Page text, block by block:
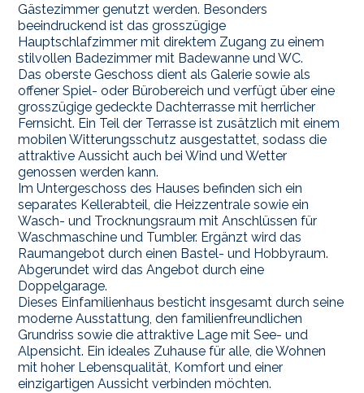
Gästezimmer genutzt werden. Besonders
beeindruckend ist das grosszügige
Hauptschlafzimmer mit direktem Zugang zu einem
stilvollen Badezimmer mit Badewanne und WC.
Das oberste Geschoss dient als Galerie sowie als
offener Spiel- oder Bürobereich und verfügt über eine
grosszügige gedeckte Dachterrasse mit herrlicher
Fernsicht. Ein Teil der Terrasse ist zusätzlich mit einem
mobilen Witterungsschutz ausgestattet, sodass die
attraktive Aussicht auch bei Wind und Wetter
genossen werden kann.
Im Untergeschoss des Hauses befinden sich ein
separates Kellerabteil, die Heizzentrale sowie ein
Wasch- und Trocknungsraum mit Anschlüssen für
Waschmaschine und Tumbler. Ergänzt wird das
Raumangebot durch einen Bastel- und Hobbyraum.
Abgerundet wird das Angebot durch eine
Doppelgarage.
Dieses Einfamilienhaus besticht insgesamt durch seine
moderne Ausstattung, den familienfreundlichen
Grundriss sowie die attraktive Lage mit See- und
Alpensicht. Ein ideales Zuhause für alle, die Wohnen
mit hoher Lebensqualität, Komfort und einer
einzigartigen Aussicht verbinden möchten.